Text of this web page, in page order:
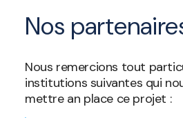
Nos
Nous remercions tout
institutions suivantes qui
mettre an place ce projet :